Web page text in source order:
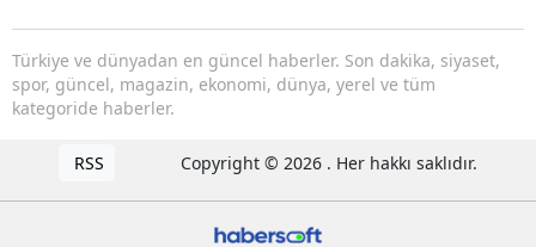
Türkiye ve dünyadan en güncel haberler. Son dakika, siyaset,
spor, güncel, magazin, ekonomi, dünya, yerel ve tüm
kategoride haberler.
RSS Copyright © 2026 . Her hakkı saklıdır.